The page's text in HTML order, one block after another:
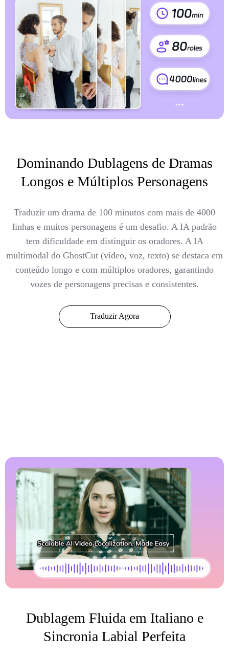
Dominando Dublagens de Dramas
Longos e Múltiplos Personagens
Traduzir um drama de 100 minutos com mais de 4000
linhas e muitos personagens é um desafio. A IA padrão
tem dificuldade em distinguir os oradores. A IA
multimodal do GhostCut (vídeo, voz, texto) se destaca em
conteúdo longo e com múltiplos oradores, garantindo
vozes de personagens precisas e consistentes.
Traduzir Agora
Dublagem Fluida em Italiano e
Sincronia Labial Perfeita